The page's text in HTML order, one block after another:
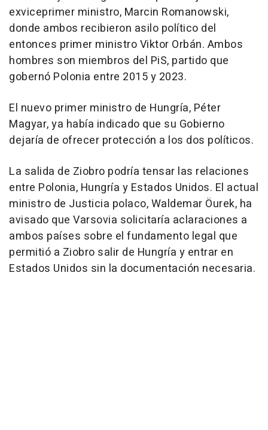
exviceprimer ministro, Marcin Romanowski,
donde ambos recibieron asilo político del
entonces primer ministro Viktor Orbán. Ambos
hombres son miembros del PiS, partido que
gobernó Polonia entre 2015 y 2023.
El nuevo primer ministro de Hungría, Péter
Magyar, ya había indicado que su Gobierno
dejaría de ofrecer protección a los dos políticos.
La salida de Ziobro podría tensar las relaciones
entre Polonia, Hungría y Estados Unidos. El actual
ministro de Justicia polaco, Waldemar Öurek, ha
avisado que Varsovia solicitaría aclaraciones a
ambos países sobre el fundamento legal que
permitió a Ziobro salir de Hungría y entrar en
Estados Unidos sin la documentación necesaria.